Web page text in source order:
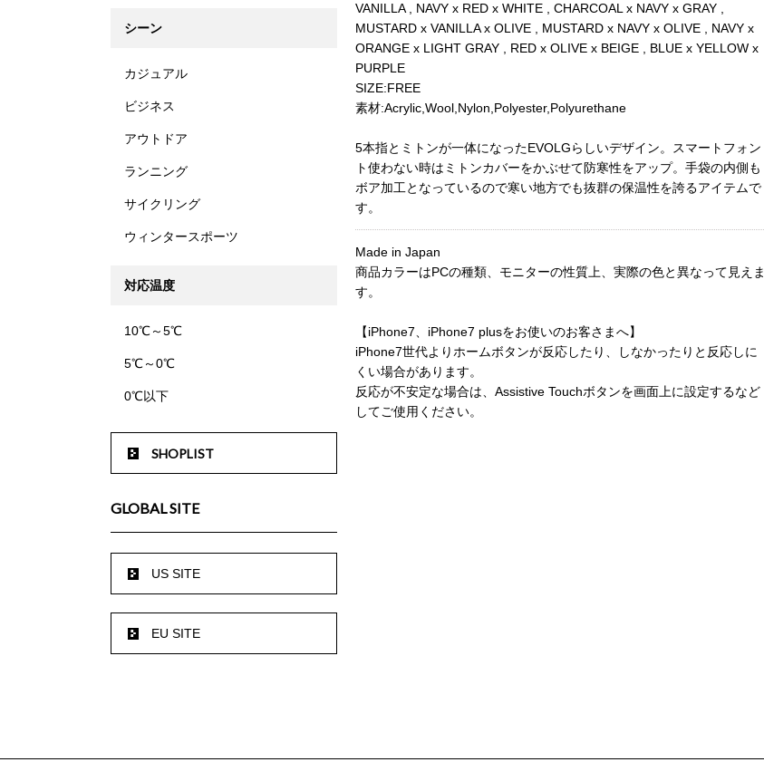
VANILLA , NAVY x RED x WHITE , CHARCOAL x NAVY x GRAY ,
MUSTARD x VANILLA x OLIVE , MUSTARD x NAVY x OLIVE , NAVY x
ORANGE x LIGHT GRAY , RED x OLIVE x BEIGE , BLUE x YELLOW x
PURPLE
SIZE:FREE
素材:Acrylic,Wool,Nylon,Polyester,Polyurethane
5本指とミトンが一体になったEVOLGらしいデザイン。スマートフォン
ト使わない時はミトンカバーをかぶせて防寒性をアップ。手袋の内側も
ボア加工となっているので寒い地方でも抜群の保温性を誇るアイテムで
す。
Made in Japan
商品カラーはPCの種類、モニターの性質上、実際の色と異なって見えま
す。
【iPhone7、iPhone7 plusをお使いのお客さまへ】
iPhone7世代よりホームボタンが反応したり、しなかったりと反応しに
くい場合があります。
反応が不安定な場合は、Assistive Touchボタンを画面上に設定するなど
してご使用ください。
シーン
カジュアル
ビジネス
アウトドア
ランニング
サイクリング
ウィンタースポーツ
対応温度
10℃～5℃
5℃～0℃
0℃以下
SHOPLIST
GLOBAL SITE
US SITE
EU SITE